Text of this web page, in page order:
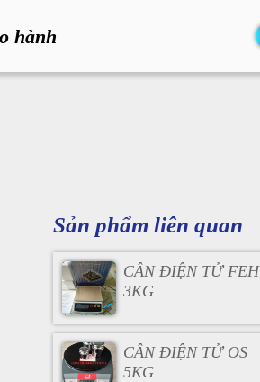
hành
Sản phẩm liên quan
CÂN ĐIỆN TỬ FEH
3KG
CÂN ĐIỆN TỬ OS
5KG